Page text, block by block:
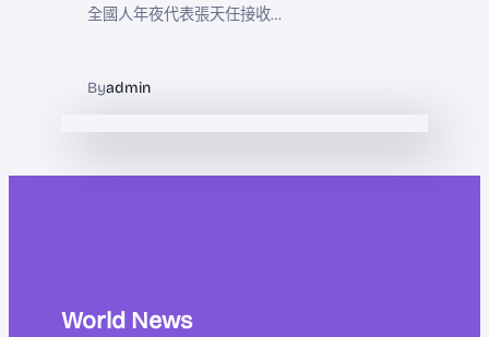
全國人年夜代表張天任接收…
Byadmin
World News